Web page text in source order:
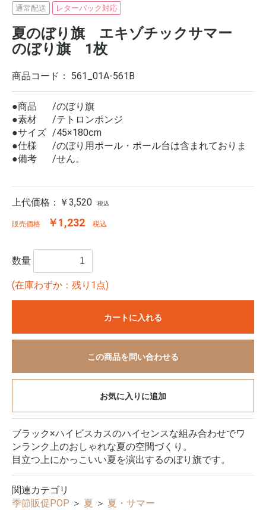
通常配送 レターパック対応
夏のぼり旗 エキゾチックサマー
のぼり旗 1枚
商品コード： 561_01A-561B
●商品
のぼり旗
●素材
テトロンポンジ
●サイズ
45×180cm
●仕様
●備考
のぼり用ポール・ポール台は含まれておりま
せん。
上代価格： ￥3,520 税込
販売価格 ￥1,232 税込
数量
(在庫わずか：残り1点)
カートに入れる
この商品を問い合わせる
お気に入りに追加
ブラック×ハイビスカスのハイセンスな組み合わせでワ
ンランク上のおしゃれな夏の空間づくり。
目立つ上にかっこいい夏を演出するのぼり旗です。
関連カテゴリ
季節販促POP ＞ 夏 ＞ 夏・サマー